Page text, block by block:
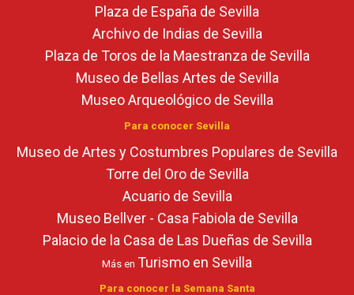
Plaza de España de Sevilla
Archivo de Indias de Sevilla
Plaza de Toros de la Maestranza de Sevilla
Museo de Bellas Artes de Sevilla
Museo Arqueológico de Sevilla
Para conocer Sevilla
Museo de Artes y Costumbres Populares de Sevilla
Torre del Oro de Sevilla
Acuario de Sevilla
Museo Bellver - Casa Fabiola de Sevilla
Palacio de la Casa de Las Dueñas de Sevilla
Más en Turismo en Sevilla
Para conocer la Semana Santa